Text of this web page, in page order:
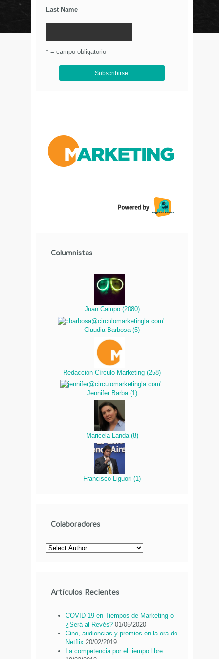
Last Name
* = campo obligatorio
Columnistas
Juan Campo (2080)
Claudia Barbosa (5)
Redacción Círculo Marketing (258)
Jennifer Barba (1 )
Maricela Landa (8)
Francisco Liguori (1)
Colaboradores
Artículos Recientes
COVID-19 en Tiempos de Marketing o
¿Será al Revés? 01/05/2020
Cine, audiencias y premios en la era de
Netflix 20/02/2019
La competencia por el tiempo libre
© Circulo Marketing 2016. Todos los derechos
reservados.
Aviso de Privacidad